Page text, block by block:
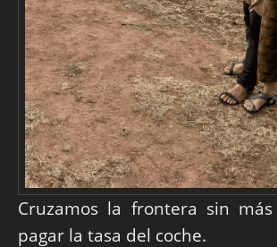
Cruzamos la frontera sin
pagar la tasa del coche.